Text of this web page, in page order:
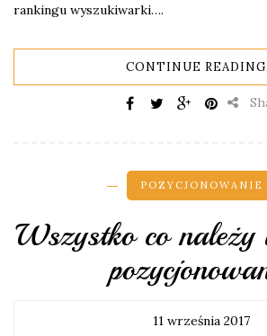
rankingu wyszukiwarki….
CONTINUE
POZYCJONOWANIE
Wszystko co należy
11 września 2017